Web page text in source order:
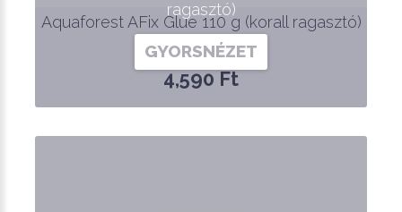
Aquaforest AFix Glue 110 g (korall ragasztó)
4,590 Ft
ragasztó)
GYORSNÉZET